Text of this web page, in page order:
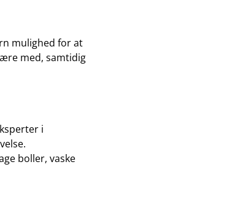
mulighed for at
med, samtidig
i
boller, vaske